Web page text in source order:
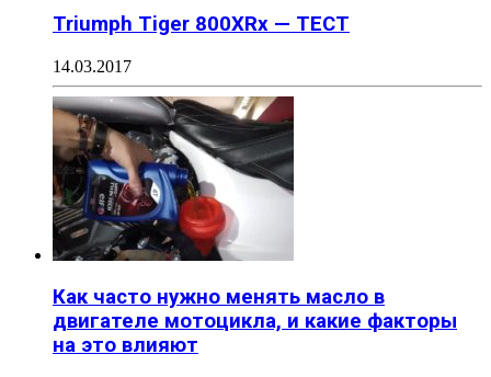
Triumph Tiger 800XRx — ТЕСТ
14.03.2017
Как часто нужно менять масло в
двигателе мотоцикла, и какие факторы
на это влияют